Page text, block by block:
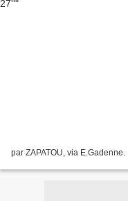
par ZAPATOU, via E.Gadenne.